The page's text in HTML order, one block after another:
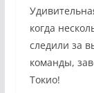
когда
следили за
команды,
Токио!